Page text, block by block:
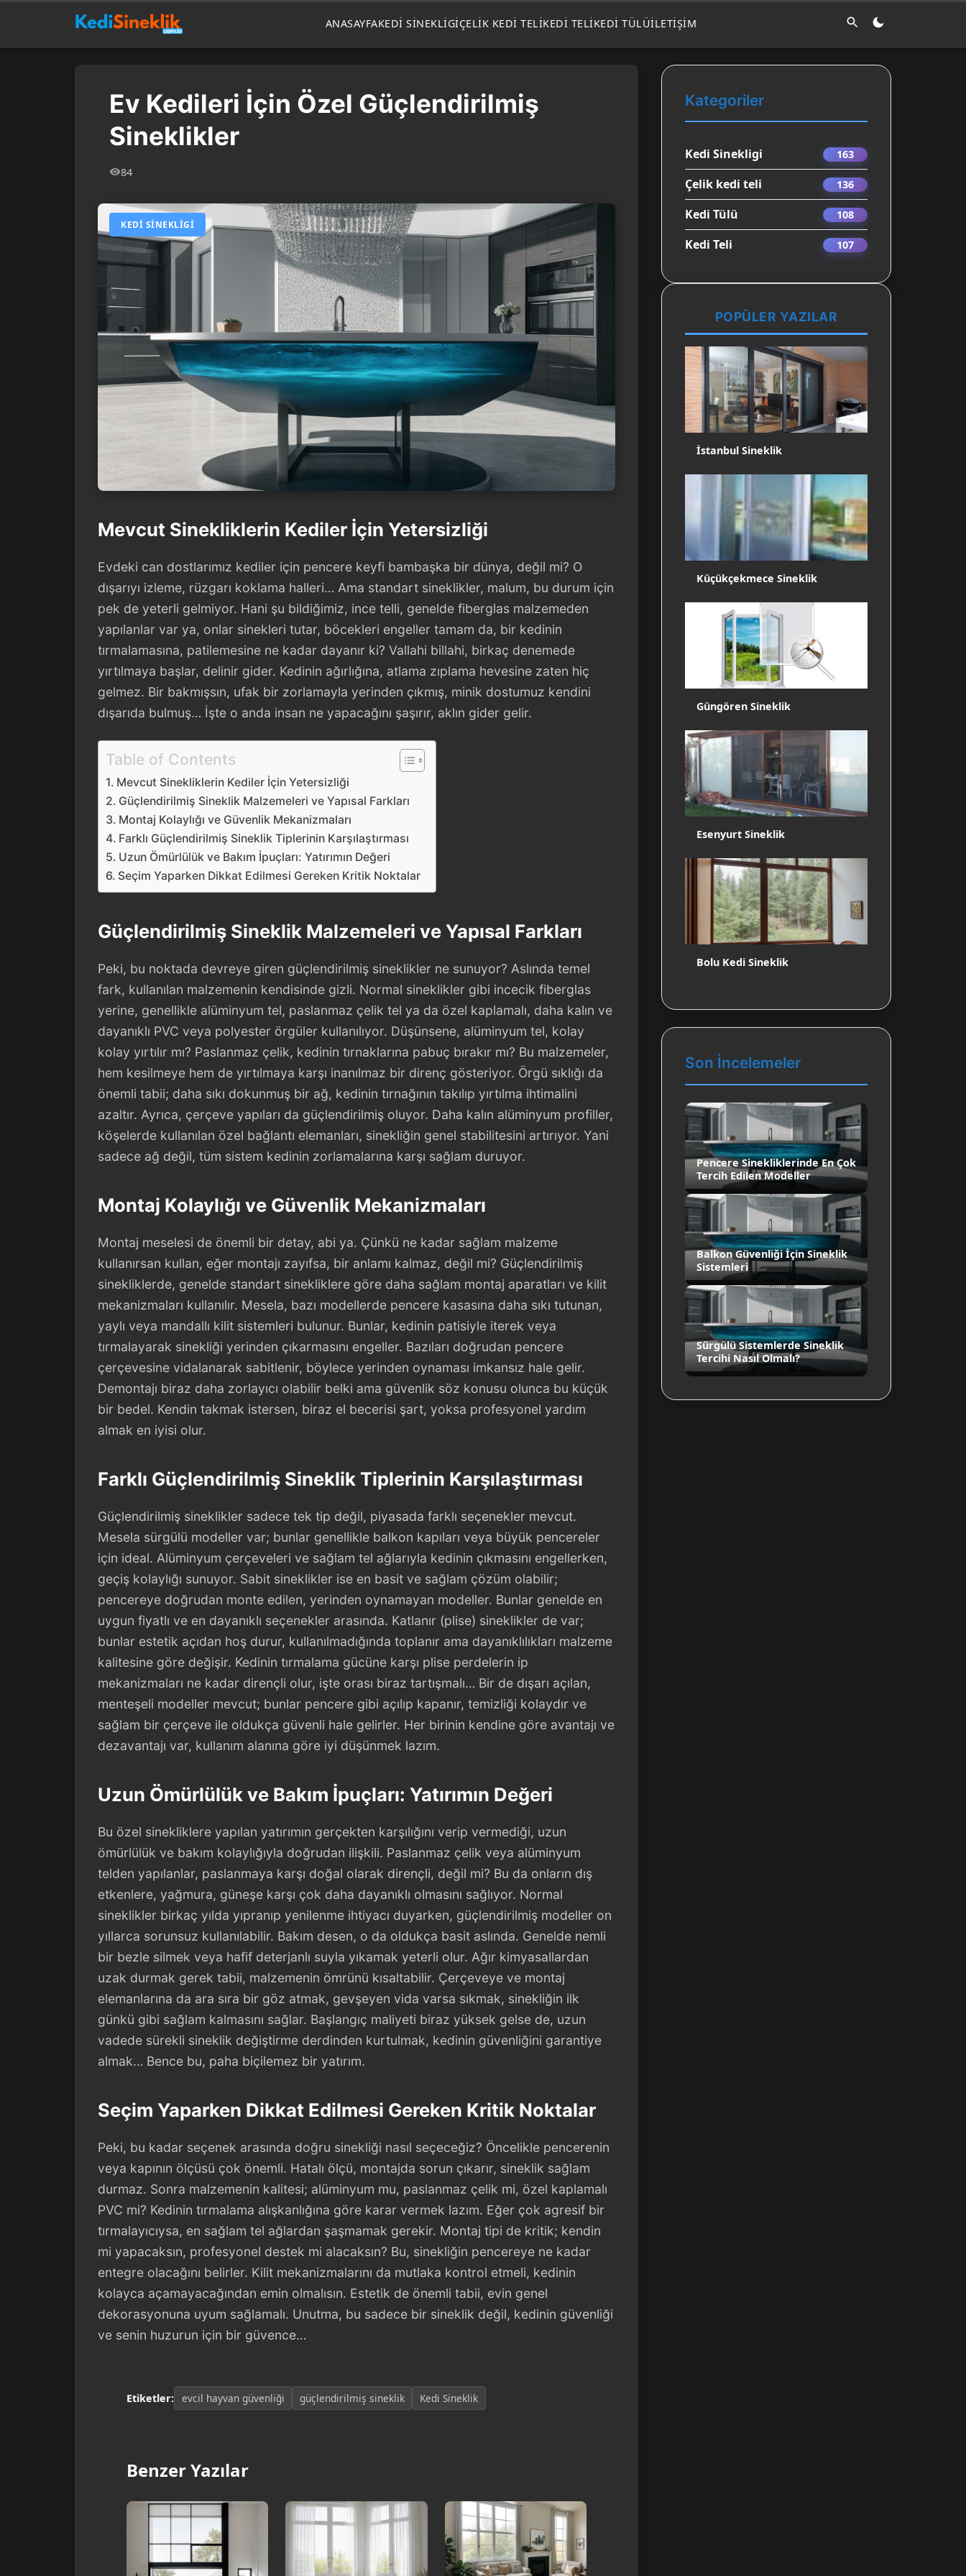
ANASAYFAKEDI SINEKLIGIÇELIK KEDI TELIKEDI TELIKEDI TÜLÜİLETIŞIM
Ev Kedileri İçin Özel Güçlendirilmiş
Sineklikler
84
KEDI SINEKLIGI
Mevcut Sinekliklerin Kediler İçin Yetersizliği
Evdeki can dostlarımız kediler için pencere keyfi bambaşka bir dünya, değil mi? O
dışarıyı izleme, rüzgarı koklama halleri… Ama standart sineklikler, malum, bu durum için
pek de yeterli gelmiyor. Hani şu bildiğimiz, ince telli, genelde fiberglas malzemeden
yapılanlar var ya, onlar sinekleri tutar, böcekleri engeller tamam da, bir kedinin
tırmalamasına, patilemesine ne kadar dayanır ki? Vallahi billahi, birkaç denemede
yırtılmaya başlar, delinir gider. Kedinin ağırlığına, atlama zıplama hevesine zaten hiç
gelmez. Bir bakmışsın, ufak bir zorlamayla yerinden çıkmış, minik dostumuz kendini
dışarıda bulmuş… İşte o anda insan ne yapacağını şaşırır, aklın gider gelir.
Table of Contents
Mevcut Sinekliklerin Kediler İçin Yetersizliği
Güçlendirilmiş Sineklik Malzemeleri ve Yapısal Farkları
Montaj Kolaylığı ve Güvenlik Mekanizmaları
Farklı Güçlendirilmiş Sineklik Tiplerinin Karşılaştırması
Uzun Ömürlülük ve Bakım İpuçları: Yatırımın Değeri
Seçim Yaparken Dikkat Edilmesi Gereken Kritik Noktalar
Güçlendirilmiş Sineklik Malzemeleri ve Yapısal Farkları
Peki, bu noktada devreye giren güçlendirilmiş sineklikler ne sunuyor? Aslında temel
fark, kullanılan malzemenin kendisinde gizli. Normal sineklikler gibi incecik fiberglas
yerine, genellikle alüminyum tel, paslanmaz çelik tel ya da özel kaplamalı, daha kalın ve
dayanıklı PVC veya polyester örgüler kullanılıyor. Düşünsene, alüminyum tel, kolay
kolay yırtılır mı? Paslanmaz çelik, kedinin tırnaklarına pabuç bırakır mı? Bu malzemeler,
hem kesilmeye hem de yırtılmaya karşı inanılmaz bir direnç gösteriyor. Örgü sıklığı da
önemli tabii; daha sıkı dokunmuş bir ağ, kedinin tırnağının takılıp yırtılma ihtimalini
azaltır. Ayrıca, çerçeve yapıları da güçlendirilmiş oluyor. Daha kalın alüminyum profiller,
köşelerde kullanılan özel bağlantı elemanları, sinekliğin genel stabilitesini artırıyor. Yani
sadece ağ değil, tüm sistem kedinin zorlamalarına karşı sağlam duruyor.
Montaj Kolaylığı ve Güvenlik Mekanizmaları
Montaj meselesi de önemli bir detay, abi ya. Çünkü ne kadar sağlam malzeme
kullanırsan kullan, eğer montajı zayıfsa, bir anlamı kalmaz, değil mi? Güçlendirilmiş
sinekliklerde, genelde standart sinekliklere göre daha sağlam montaj aparatları ve kilit
mekanizmaları kullanılır. Mesela, bazı modellerde pencere kasasına daha sıkı tutunan,
yaylı veya mandallı kilit sistemleri bulunur. Bunlar, kedinin patisiyle iterek veya
tırmalayarak sinekliği yerinden çıkarmasını engeller. Bazıları doğrudan pencere
çerçevesine vidalanarak sabitlenir, böylece yerinden oynaması imkansız hale gelir.
Demontajı biraz daha zorlayıcı olabilir belki ama güvenlik söz konusu olunca bu küçük
bir bedel. Kendin takmak istersen, biraz el becerisi şart, yoksa profesyonel yardım
almak en iyisi olur.
Farklı Güçlendirilmiş Sineklik Tiplerinin Karşılaştırması
Güçlendirilmiş sineklikler sadece tek tip değil, piyasada farklı seçenekler mevcut.
Mesela sürgülü modeller var; bunlar genellikle balkon kapıları veya büyük pencereler
için ideal. Alüminyum çerçeveleri ve sağlam tel ağlarıyla kedinin çıkmasını engellerken,
geçiş kolaylığı sunuyor. Sabit sineklikler ise en basit ve sağlam çözüm olabilir;
pencereye doğrudan monte edilen, yerinden oynamayan modeller. Bunlar genelde en
uygun fiyatlı ve en dayanıklı seçenekler arasında. Katlanır (plise) sineklikler de var;
bunlar estetik açıdan hoş durur, kullanılmadığında toplanır ama dayanıklılıkları malzeme
kalitesine göre değişir. Kedinin tırmalama gücüne karşı plise perdelerin ip
mekanizmaları ne kadar dirençli olur, işte orası biraz tartışmalı… Bir de dışarı açılan,
menteşeli modeller mevcut; bunlar pencere gibi açılıp kapanır, temizliği kolaydır ve
sağlam bir çerçeve ile oldukça güvenli hale gelirler. Her birinin kendine göre avantajı ve
dezavantajı var, kullanım alanına göre iyi düşünmek lazım.
Uzun Ömürlülük ve Bakım İpuçları: Yatırımın Değeri
Bu özel sinekliklere yapılan yatırımın gerçekten karşılığını verip vermediği, uzun
ömürlülük ve bakım kolaylığıyla doğrudan ilişkili. Paslanmaz çelik veya alüminyum
telden yapılanlar, paslanmaya karşı doğal olarak dirençli, değil mi? Bu da onların dış
etkenlere, yağmura, güneşe karşı çok daha dayanıklı olmasını sağlıyor. Normal
sineklikler birkaç yılda yıpranıp yenilenme ihtiyacı duyarken, güçlendirilmiş modeller on
yıllarca sorunsuz kullanılabilir. Bakım desen, o da oldukça basit aslında. Genelde nemli
bir bezle silmek veya hafif deterjanlı suyla yıkamak yeterli olur. Ağır kimyasallardan
uzak durmak gerek tabii, malzemenin ömrünü kısaltabilir. Çerçeveye ve montaj
elemanlarına da ara sıra bir göz atmak, gevşeyen vida varsa sıkmak, sinekliğin ilk
günkü gibi sağlam kalmasını sağlar. Başlangıç maliyeti biraz yüksek gelse de, uzun
vadede sürekli sineklik değiştirme derdinden kurtulmak, kedinin güvenliğini garantiye
almak… Bence bu, paha biçilemez bir yatırım.
Seçim Yaparken Dikkat Edilmesi Gereken Kritik Noktalar
Peki, bu kadar seçenek arasında doğru sinekliği nasıl seçeceğiz? Öncelikle pencerenin
veya kapının ölçüsü çok önemli. Hatalı ölçü, montajda sorun çıkarır, sineklik sağlam
durmaz. Sonra malzemenin kalitesi; alüminyum mu, paslanmaz çelik mi, özel kaplamalı
PVC mi? Kedinin tırmalama alışkanlığına göre karar vermek lazım. Eğer çok agresif bir
tırmalayıcıysa, en sağlam tel ağlardan şaşmamak gerekir. Montaj tipi de kritik; kendin
mi yapacaksın, profesyonel destek mi alacaksın? Bu, sinekliğin pencereye ne kadar
entegre olacağını belirler. Kilit mekanizmalarını da mutlaka kontrol etmeli, kedinin
kolayca açamayacağından emin olmalısın. Estetik de önemli tabii, evin genel
dekorasyonuna uyum sağlamalı. Unutma, bu sadece bir sineklik değil, kedinin güvenliği
ve senin huzurun için bir güvence…
Etiketler: evcil hayvan güvenliği güçlendirilmiş sineklik Kedi Sineklik
Benzer Yazılar
Kategoriler
Kedi Sinekligi 163
Çelik kedi teli 136
Kedi Tülü 108
Kedi Teli 107
POPÜLER YAZILAR
İstanbul Sineklik
Küçükçekmece Sineklik
Güngören Sineklik
Esenyurt Sineklik
Bolu Kedi Sineklik
Son İncelemeler
Pencere Sinekliklerinde En Çok
Tercih Edilen Modeller
Balkon Güvenliği İçin Sineklik
Sistemleri
Sürgülü Sistemlerde Sineklik
Tercihi Nasıl Olmalı?